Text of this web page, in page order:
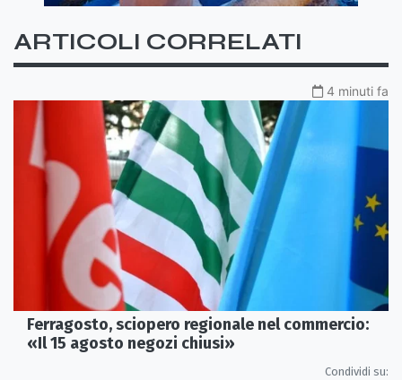
ARTICOLI CORRELATI
4 minuti fa
Ferragosto, sciopero regionale nel commercio:
«Il 15 agosto negozi chiusi»
Condividi su: